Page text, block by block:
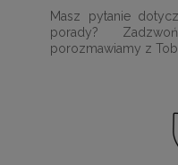
Masz pytanie
porady?
porozmawiamy z